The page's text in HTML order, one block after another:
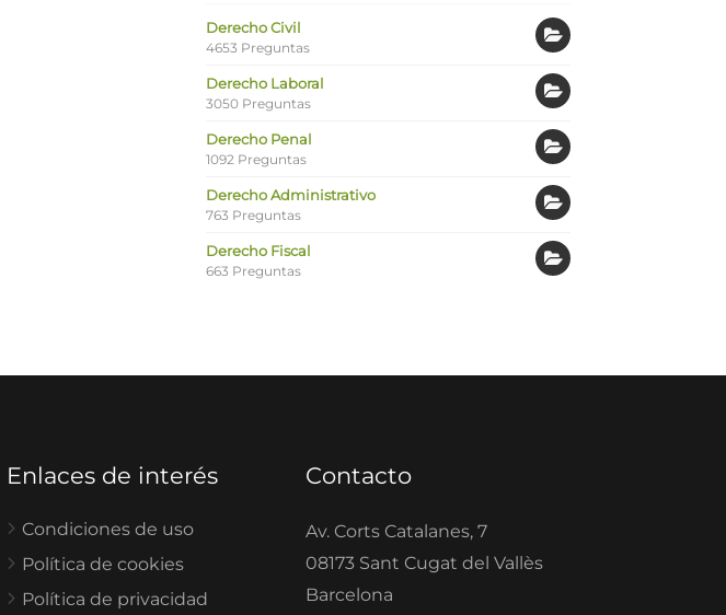
Derecho Civil
4653 Preguntas
Derecho Laboral
3050 Preguntas
Derecho Penal
1092 Preguntas
Derecho Administrativo
763 Preguntas
Derecho Fiscal
663 Preguntas
Enlaces de interés
Condiciones de uso
Política de cookies
Política de privacidad
Contacto
Av. Corts Catalanes, 7
08173 Sant Cugat del Vallès
Barcelona